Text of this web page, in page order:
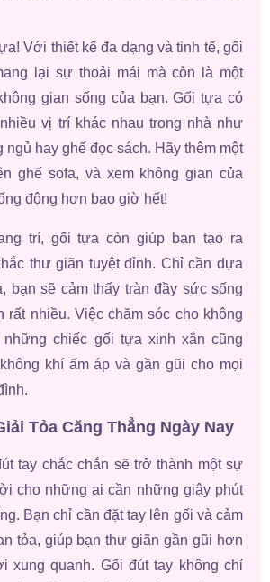
Với thiết kế đa dạng và tinh tế, gối
lại sự thoải mái mà còn là một
gian sống của bạn. Gối tựa có
vị trí khác nhau trong nhà như
hay ghế đọc sách. Hãy thêm một
ghế sofa, và xem không gian của
động hơn bao giờ hết!
trí, gối tựa còn giúp bạn tạo ra
thư giãn tuyệt đỉnh. Chỉ cần dựa
bạn sẽ cảm thấy tràn đầy sức sống
rất nhiều. Việc chăm sóc cho không
những chiếc gối tựa xinh xắn cũng
khí ấm áp và gần gũi cho mọi
Tỏa Căng Thẳng Ngày Nay
tay chắc chắn sẽ trở thành một sự
cho những ai cần những giây phút
Bạn chỉ cần đặt tay lên gối và cảm
tỏa, giúp bạn thư giãn gần gũi hơn
xung quanh. Gối đút tay không chỉ